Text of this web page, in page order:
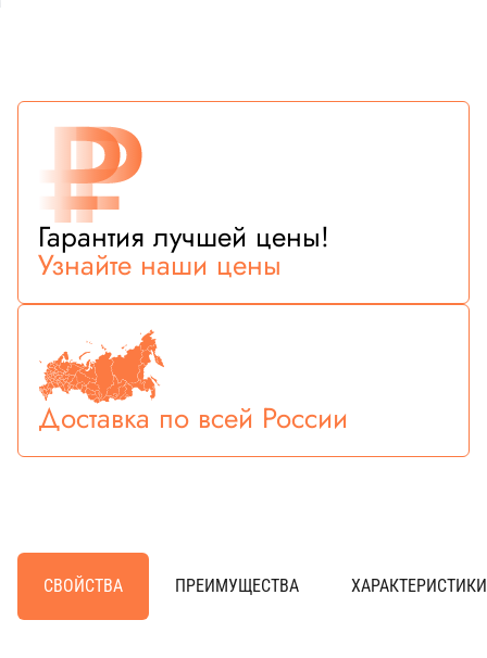
Гарантия лучшей цены!
Узнайте наши цены
Доставка по всей России
СВОЙСТВА ПРЕИМУЩЕСТВА ХАРАКТЕРИСТИКИ